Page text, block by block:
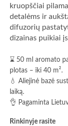
kruopščiai
detalėms ir
difuzorių
dizainas puikiai
⌛ 50 ml aromato
plotas – iki 40 m².
💧 Aliejinė bazė
laiką.
👌 Pagaminta
Rinkinyje rasite